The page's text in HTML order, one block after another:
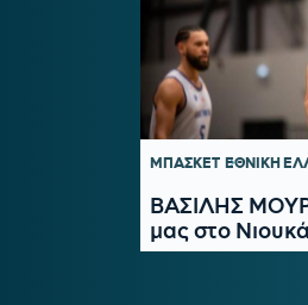
ΜΠΑΣΚΕΤ ΕΘΝΙΚΗ
ΒΑΣΙΛΗΣ
μας στο